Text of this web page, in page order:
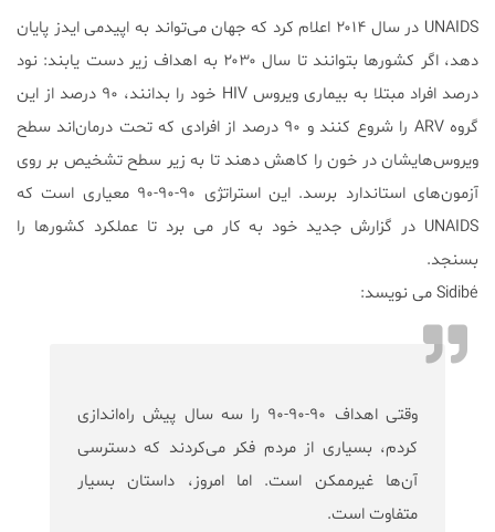
UNAIDS در سال ۲۰۱۴ اعلام کرد که جهان می‌تواند به اپیدمی ایدز پایان
دهد، اگر کشورها بتوانند تا سال ۲۰۳۰ به اهداف زیر دست یابند: نود
درصد افراد مبتلا به بیماری ویروس HIV خود را بدانند، ۹۰ درصد از این
گروه ARV را شروع کنند و ۹۰ درصد از افرادی که تحت درمان‌اند سطح
ویروس‌هایشان در خون را کاهش دهند تا به زیر سطح تشخیص بر روی
آزمون‌های استاندارد برسد. این استراتژی ۹۰-۹۰-۹۰ معیاری است که
UNAIDS در گزارش جدید خود به کار می برد تا عملکرد کشورها را
بسنجد.
Sidibé می نویسد:
وقتی اهداف ۹۰-۹۰-۹۰ را سه سال پیش راه‌اندازی
کردم، بسیاری از مردم فکر می‌کردند که دسترسی
آن‌ها غیرممکن است. اما امروز، داستان بسیار
متفاوت است.